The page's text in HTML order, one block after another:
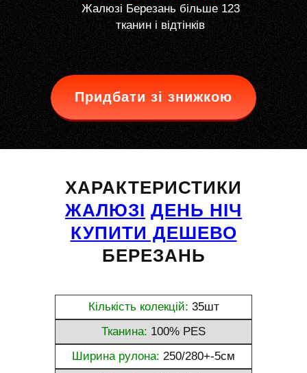
Жалюзі Березань більше 123
тканин і відтінків
Придбати зі знижкою
ХАРАКТЕРИСТИКИ
ЖАЛЮЗІ ДЕНЬ НІЧ
КУПИТИ ДЕШЕВО
БЕРЕЗАНЬ
Кількість колекцій: 35шт
Тканина: 100% PES
Ширина рулона: 250/280+-5см